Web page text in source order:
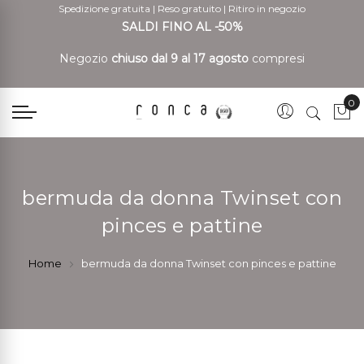
Spedizione gratuita | Reso gratuito | Ritiro in negozio
SALDI FINO AL -50%
Negozio chiuso dal 9 al 17 agosto compresi
0
bermuda da donna Twinset con
pinces e pattine
Home bermuda da donna Twinset con pinces e pattine